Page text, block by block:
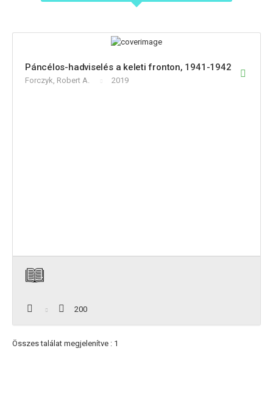
Páncélos-hadviselés a keleti fronton, 1941-1942
Forczyk, Robert A. 2019
200
Összes találat megjelenítve : 1